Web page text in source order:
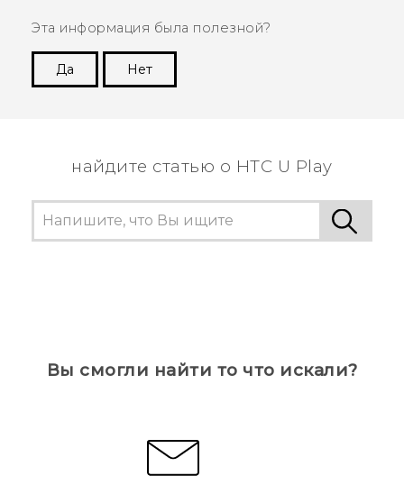
Эта информация была полезной?
Да
Нет
найдите статью о HTC U Play
Вы смогли найти то что искали?